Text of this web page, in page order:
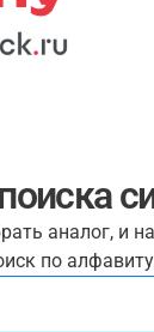
аналог, и
по